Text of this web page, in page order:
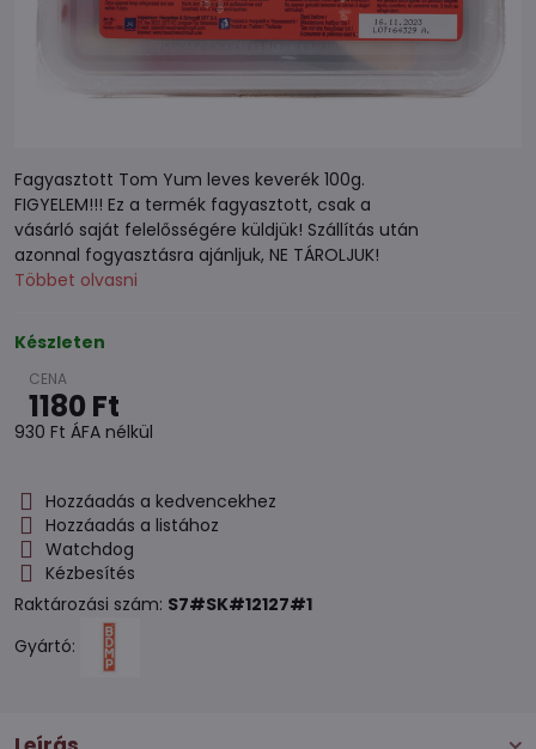
Fagyasztott Tom Yum leves keverék 100g.
FIGYELEM!!! Ez a termék fagyasztott, csak a
vásárló saját felelősségére küldjük! Szállítás után
azonnal fogyasztásra ajánljuk, NE TÁROLJUK!
Többet olvasni
Készleten
1180 Ft
930 Ft ÁFA nélkül
Hozzáadás a kedvencekhez
Hozzáadás a listához
Watchdog
Kézbesítés
Raktározási szám: S7#SK#12127#1
Gyártó: